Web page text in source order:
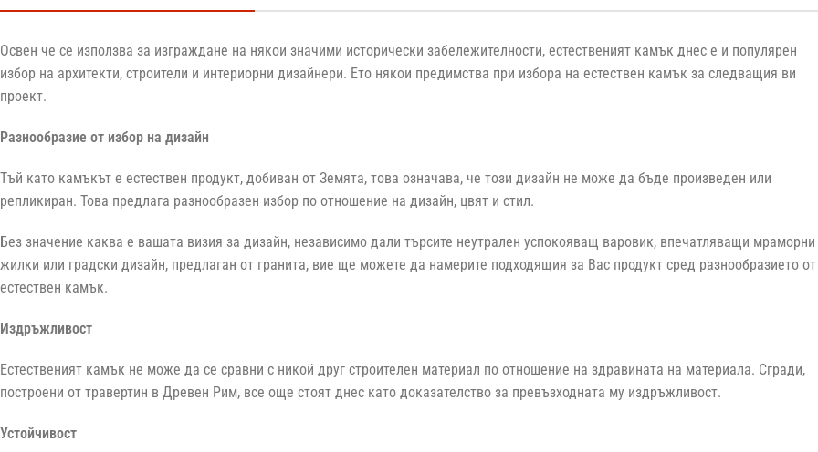
Освен че се използва за изграждане на някои значими исторически забележителности, естественият камък днес е и популярен
избор на архитекти, строители и интериорни дизайнери. Ето някои предимства при избора на естествен камък за следващия ви
проект.
Разнообразие от избор на дизайн
Тъй като камъкът е естествен продукт, добиван от Земята, това означава, че този дизайн не може да бъде произведен или
репликиран. Това предлага разнообразен избор по отношение на дизайн, цвят и стил.
Без значение каква е вашата визия за дизайн, независимо дали търсите неутрален успокояващ варовик, впечатляващи мраморни
жилки или градски дизайн, предлаган от гранита, вие ще можете да намерите подходящия за Вас продукт сред разнообразието от
естествен камък.
Издръжливост
Естественият камък не може да се сравни с никой друг строителен материал по отношение на здравината на материала. Сгради,
построени от травертин в Древен Рим, все още стоят днес като доказателство за превъзходната му издръжливост.
Устойчивост